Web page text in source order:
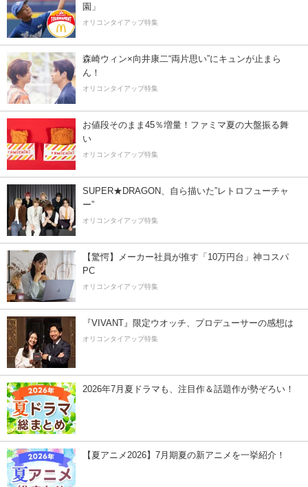
園」
オリコンタイアップ特集
森崎ウィン×向井康二“両片思い”にキュンが止まら
ん！
オリコンタイアップ特集
お値段そのまま45％増量！ファミマ夏の大盤振る舞
い
オリコンタイアップ特集
SUPER★DRAGON、自ら描いた”レトロフューチャ
ー”
オリコンタイアップ特集
【驚愕】メーカー社員が推す「10万円台」神コスパ
PC
オリコンタイアップ特集
『VIVANT』限定ウオッチ、プロデューサーの感想は
オリコンタイアップ特集
2026年7月夏ドラマも、注目作＆話題作が勢ぞろい！
【夏アニメ2026】7月期夏の新アニメを一挙紹介！